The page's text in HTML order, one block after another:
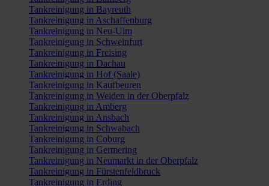
Tankreinigung in Bayreuth
Tankreinigung in Aschaffenburg
Tankreinigung in Neu-Ulm
Tankreinigung in Schweinfurt
Tankreinigung in Freising
Tankreinigung in Dachau
Tankreinigung in Hof (Saale)
Tankreinigung in Kaufbeuren
Tankreinigung in Weiden in der Oberpfalz
Tankreinigung in Amberg
Tankreinigung in Ansbach
Tankreinigung in Schwabach
Tankreinigung in Coburg
Tankreinigung in Germering
Tankreinigung in Neumarkt in der Oberpfalz
Tankreinigung in Fürstenfeldbruck
Tankreinigung in Erding